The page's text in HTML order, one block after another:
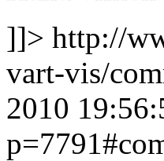
]]> http://
vart-vis/
2010